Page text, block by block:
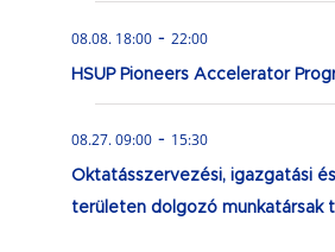
08.08. 18:00 - 22:00
HSUP Pioneers Accelerator
08.27. 09:00 - 15:30
Oktatásszervezési, igazgatási
területen dolgozó munkatársak